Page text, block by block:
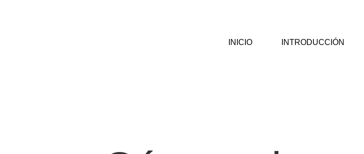
INICIO INTRODUCCIÓN